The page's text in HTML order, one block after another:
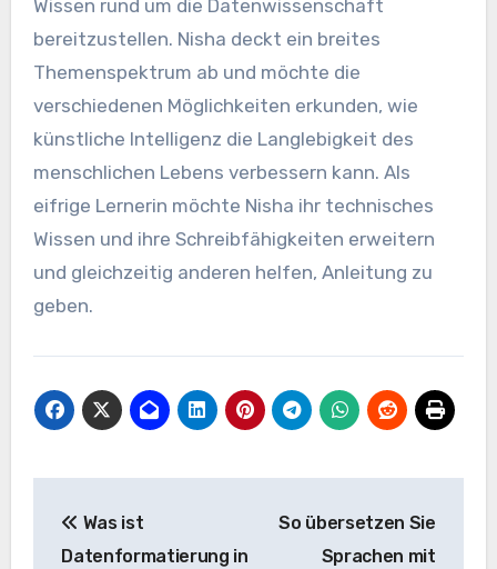
Wissen rund um die Datenwissenschaft
bereitzustellen. Nisha deckt ein breites
Themenspektrum ab und möchte die
verschiedenen Möglichkeiten erkunden, wie
künstliche Intelligenz die Langlebigkeit des
menschlichen Lebens verbessern kann. Als
eifrige Lernerin möchte Nisha ihr technisches
Wissen und ihre Schreibfähigkeiten erweitern
und gleichzeitig anderen helfen, Anleitung zu
geben.
Navigation
Was ist
Datenformatierung in
So übersetzen Sie
Sprachen mit